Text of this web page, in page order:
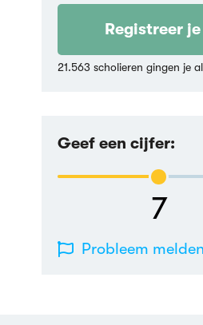
Registreer
21.563 scholieren gingen je
Geef een cijfer:
7
Probleem melden